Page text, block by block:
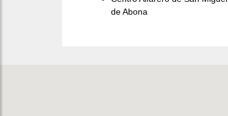
de Abona